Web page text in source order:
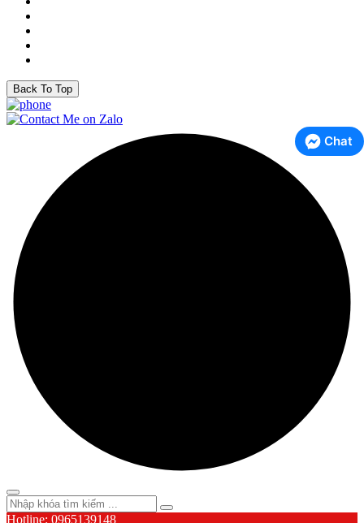
Back To Top
Chat
Hotline: 0965139148